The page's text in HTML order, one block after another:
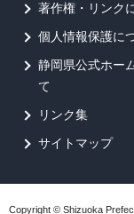
著作権・リンク
個人情報保護に
静岡県公式ホー
て
リンク集
サイトマップ
Copyright © Shizuoka